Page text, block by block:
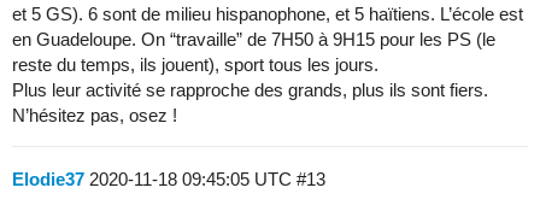
et 5 GS). 6 sont de milieu hispanophone, et 5 haïtiens. L’école est
en Guadeloupe. On “travaille” de 7H50 à 9H15 pour les PS (le
reste du temps, ils jouent), sport tous les jours.
Plus leur activité se rapproche des grands, plus ils sont fiers.
N’hésitez pas, osez !
Elodie37 2020-11-18 09:45:05 UTC #13